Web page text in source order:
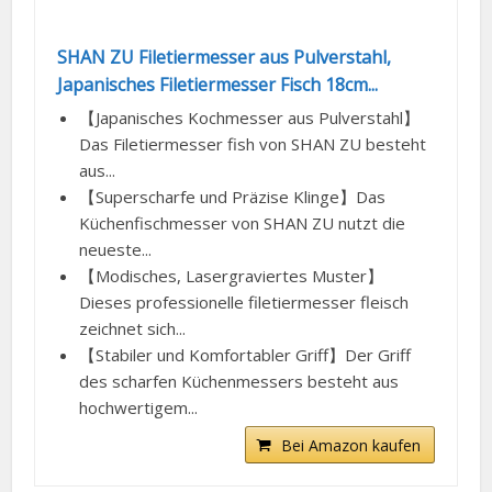
SHAN ZU Filetiermesser aus Pulverstahl,
Japanisches Filetiermesser Fisch 18cm...
【Japanisches Kochmesser aus Pulverstahl】
Das Filetiermesser fish von SHAN ZU besteht
aus...
【Superscharfe und Präzise Klinge】Das
Küchenfischmesser von SHAN ZU nutzt die
neueste...
【Modisches, Lasergraviertes Muster】
Dieses professionelle filetiermesser fleisch
zeichnet sich...
【Stabiler und Komfortabler Griff】Der Griff
des scharfen Küchenmessers besteht aus
hochwertigem...
Bei Amazon kaufen